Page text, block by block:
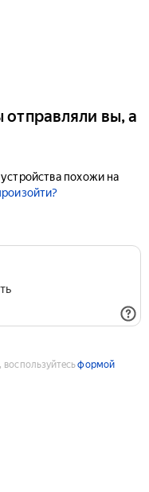
отправляли вы, а
похожи на
формой